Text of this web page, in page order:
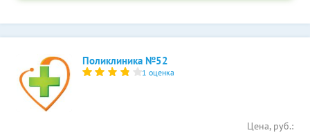
Поликлиника №52
1 оценка
Цена, руб.: